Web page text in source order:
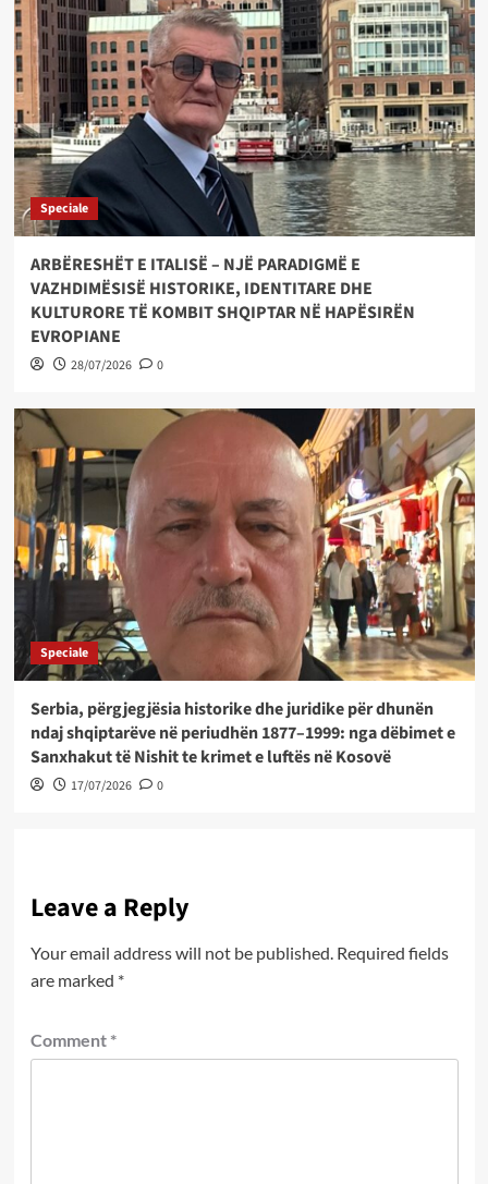
Speciale
ARBËRESHËT E ITALISË – NJË PARADIGMË E
VAZHDIMËSISË HISTORIKE, IDENTITARE DHE
KULTURORE TË KOMBIT SHQIPTAR NË HAPËSIRËN
EVROPIANE
28/07/2026 0
Speciale
Serbia, përgjegjësia historike dhe juridike për dhunën
ndaj shqiptarëve në periudhën 1877–1999: nga dëbimet e
Sanxhakut të Nishit te krimet e luftës në Kosovë
17/07/2026 0
Leave a Reply
Your email address will not be published. Required fields
are marked *
Comment *